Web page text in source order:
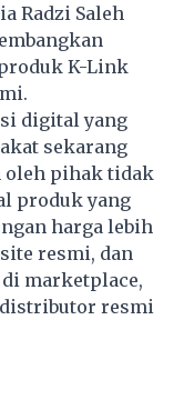
Radzi Saleh
K-Link
digital yang
sekarang
oleh pihak tidak
produk yang
harga lebih
resmi, dan
marketplace,
distributor resmi